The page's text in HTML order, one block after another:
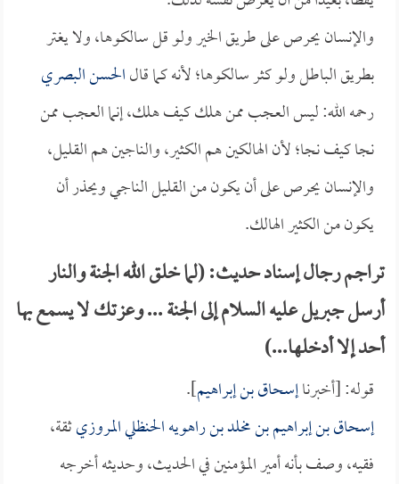
والإنسان يحرص على طريق الخير ولو قل سالكوها، ولا يغتر
بطريق الباطل ولو كثر سالكوها؛ لأنه كما قالالحسن البصري
رحمه الله: ليس العجب ممن هلك كيف هلك، إنما العجب ممن
نجا كيف نجا؛ لأن الهالكين هم الكثير، والناجين هم القليل،
والإنسان يحرص على أن يكون من القليل الناجي ويحذر أن
يكون من الكثير الهالك.
تراجم رجال إسناد حديث: (لما خلق الله الجنة والنار
أرسل جبريل عليه السلام إلى الجنة ... وعزتك لا يسمع بها
أحد إلا أدخلها...)
قوله: [أخبرناإسحاق بن إبراهيم].
إسحاق بن إبراهيم بن مخلد بن راهويه الحنظلي المروزيثقة،
فقيه، وصف بأنه أمير المؤمنين في الحديث، وحديثه أخرجه